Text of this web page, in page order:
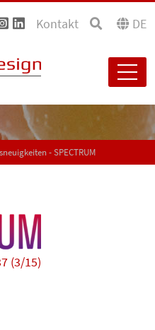
Kontakt DE
- SPECTRUM
(3/15)